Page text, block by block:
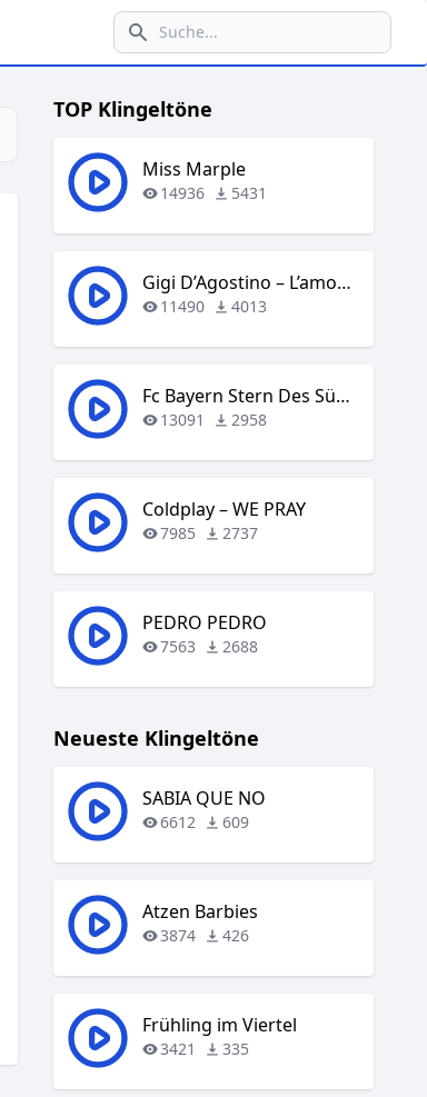
TOP Klingeltöne
Miss Marple
14936 5431
Gigi D’Agostino – L’amour Toujours
11490 4013
Fc Bayern Stern Des Südens
13091 2958
Coldplay – WE PRAY
7985 2737
PEDRO PEDRO
7563 2688
Neueste Klingeltöne
SABIA QUE NO
6612 609
Atzen Barbies
3874 426
Frühling im Viertel
3421 335